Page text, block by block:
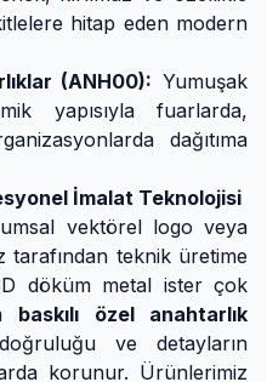
hitap eden modern
(ANH00): Yumuşak
yapısıyla fuarlarda,
dağıtıma
İmalat Teknolojisi
vektörel logo veya
tarafından teknik üretime
döküm metal ister çok
baskılı özel anahtarlık
ve detayların
korunur. Ürünlerimiz